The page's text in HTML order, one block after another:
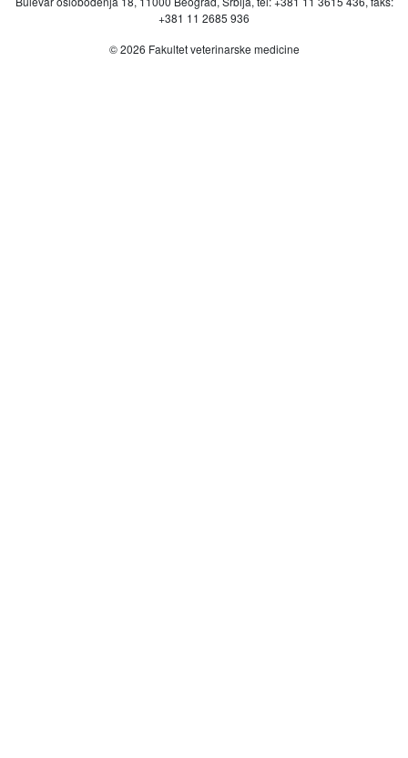
+381 11 2685 936
© 2026 Fakultet veterinarske medicine